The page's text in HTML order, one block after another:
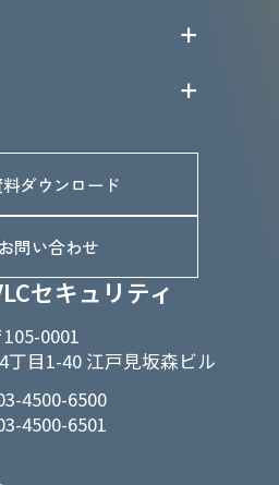
セキュリティ
105-0001
丁目1-40 江戸見坂森ビル
4500-6500
4500-6501
リアリティ
ュー
ダウンロード
お問い合わせ